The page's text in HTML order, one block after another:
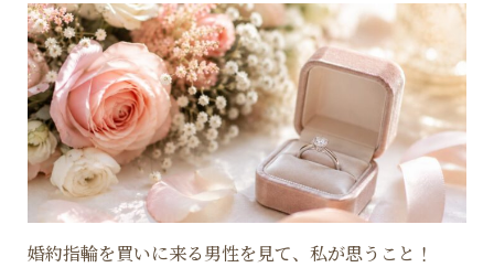
婚約指輪を買いに来る男性を見て、私が思うこと！